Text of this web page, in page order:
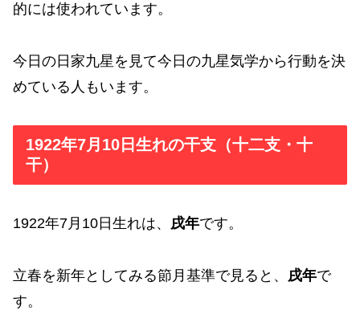
的には使われています。
今日の日家九星を見て今日の九星気学から行動を決
めている人もいます。
1922年7月10日生れの干支（十二支・十
干）
1922年7月10日生れは、 戌年です。
立春を新年としてみる節月基準で見ると、 戌年で
す。